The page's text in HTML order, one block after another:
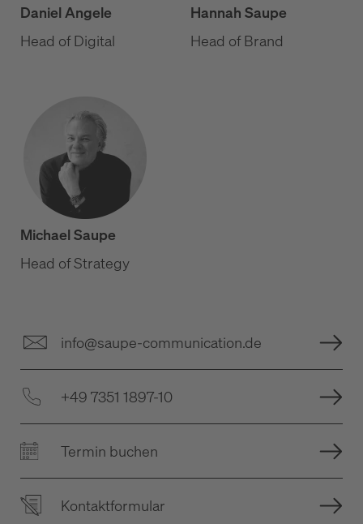
Daniel Angele
Head of Digital
Hannah Saupe
Head of Brand
Michael Saupe
Head of Strategy
info@saupe-communication.de
+49 7351 1897-10
Termin buchen
Kontaktformular